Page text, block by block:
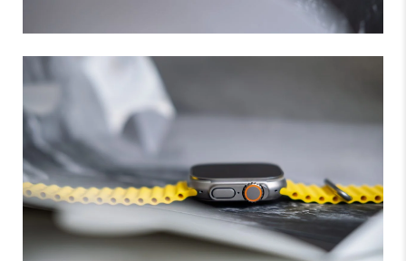
i
a
z
a
r
o
ś
ć